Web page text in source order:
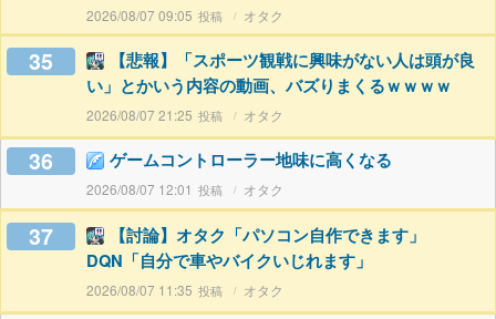
2026/08/07 09:05 オタク
35
【悲報】「スポーツ観戦に興味がない人は頭が良
い」とかいう内容の動画、バズりまくるｗｗｗｗ
2026/08/07 21:25 オタク
36 ゲームコントローラー地味に高くなる
2026/08/07 12:01 オタク
37
【討論】オタク「パソコン自作できます」
DQN「自分で車やバイクいじれます」
2026/08/07 11:35 オタク